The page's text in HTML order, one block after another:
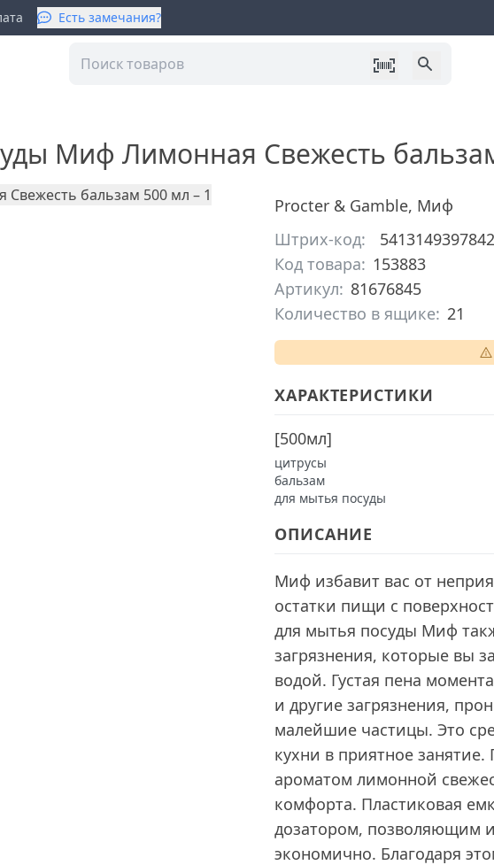
Есть замечания?
Миф Лимонная Свежесть
Procter & Gamble, Миф
Штрих-код:
5413149397842
Код товара: 153883
Артикул: 81676845
Количество в ящике: 21
ХАРАКТЕРИСТИКИ
[500мл]
цитрусы
бальзам
для мытья посуды
ОПИСАНИЕ
Миф избавит вас от
остатки пищи с
для мытья посуды Миф
загрязнения, которые вы
водой. Густая пена
и другие загрязнения,
малейшие частицы. Это
кухни в приятное
ароматом лимонной
комфорта. Пластиковая
дозатором, позволяющим
экономично. Благодаря